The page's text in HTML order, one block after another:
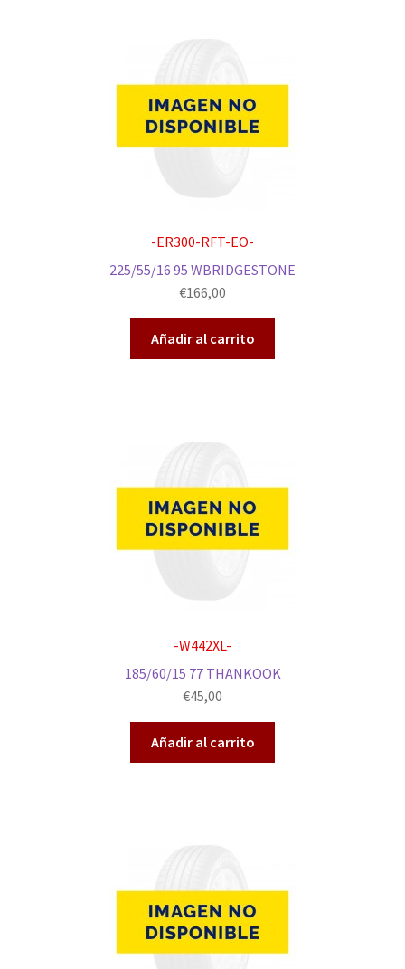
-ER300-RFT-EO-
225/55/16 95 WBRIDGESTONE
€166,00
Añadir al carrito
-W442XL-
185/60/15 77 THANKOOK
€45,00
Añadir al carrito